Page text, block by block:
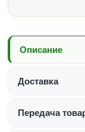
Описание
Доставка
Передача